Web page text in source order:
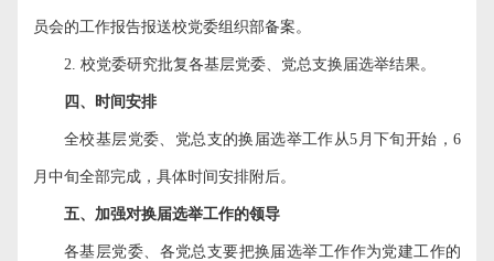
员会的工作报告报送校党委组织部备案。
2. 校党委研究批复各基层党委、党总支换届选举结果。
四、时间安排
全校基层党委、党总支的换届选举工作从5 月下旬开始，6
月中旬全部完成，具体时间安排附后。
五、加强对换届选举工作的领导
各基层党委、各党总支要把换届选举工作作为党建工作的